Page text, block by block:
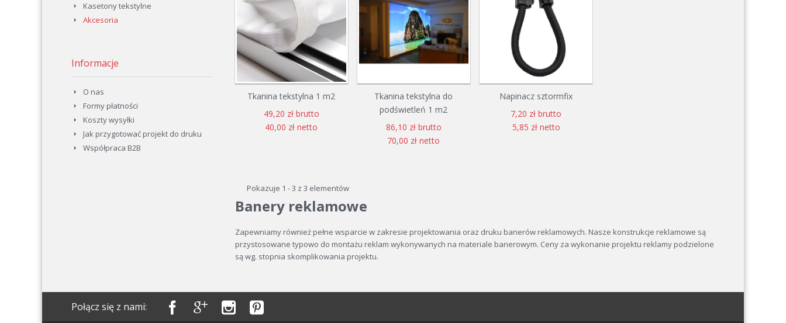
Tkanina tekstylna 1 m2
49,20 zł brutto
40,00 zł netto
Tkanina tekstylna do
podświetleń 1 m2
86,10 zł brutto
70,00 zł netto
Napinacz sztormfix
7,20 zł brutto
5,85 zł netto
Pokazuje 1 - 3 z 3 elementów
Banery reklamowe
Zapewniamy również pełne wsparcie w zakresie projektowania oraz druku banerów reklamowych. Nasze konstrukcje reklamowe są
przystosowane typowo do montażu reklam wykonywanych na materiale banerowym. Ceny za wykonanie projektu reklamy podzielone
są wg. stopnia skomplikowania projektu.
Kasetony tekstylne
Akcesoria
Informacje
O nas
Formy płatności
Koszty wysyłki
Jak przygotować projekt do druku
Współpraca B2B
Połącz się z nami: